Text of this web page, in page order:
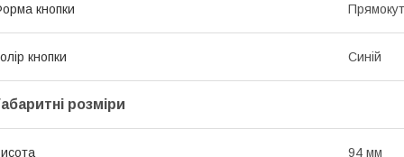
кнопки
кнопки Синій
розміри
94 мм